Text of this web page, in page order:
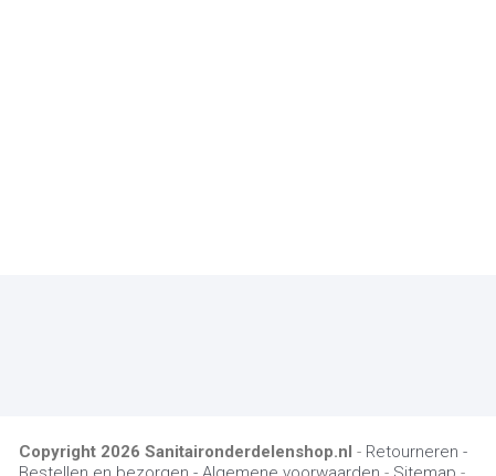
Copyright 2026 Sanitaironderdelenshop.nl - Retourneren -